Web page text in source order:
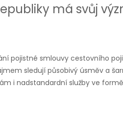
má svůj
pojistné smlouvy cestovního
sledují působivý úsměv a
i nadstandardní služby ve